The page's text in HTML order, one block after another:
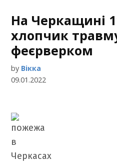
На Черкащині
хлопчик
феєрверком
by Вікка
09.01.2022